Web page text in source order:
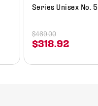
Series Unisex No. 5
$318 92
$469.00